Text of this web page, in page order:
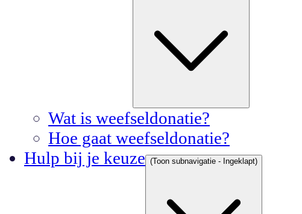
Wat is weefseldonatie?
Hoe gaat weefseldonatie?
Hulp bij je keuze (Toon subnavigatie - Ingeklapt)